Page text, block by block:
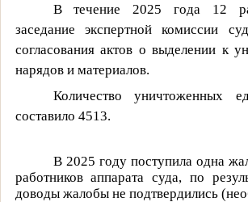
В течение 2025 года 12
заседание экспертной комиссии
согласования актов о выделении к
нарядов и материалов.
Количество уничтоженных
составило 4513.
В 2025 году поступила одна
работников аппарата суда, по
доводы жалобы не подтвердились